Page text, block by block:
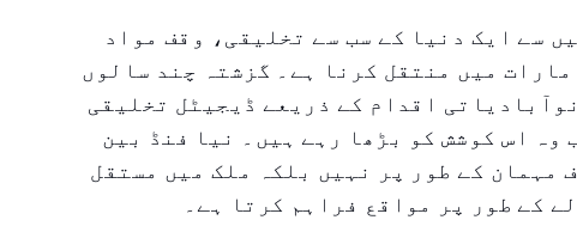
سے ایک دنیا کے سب سے تخلیقی، وقف مواد
میں منتقل کرنا ہے۔ گزشتہ چند سالوں
اقدام کے ذریعے ڈیجیٹل تخلیقی
وہ اس کوشش کو بڑھا رہے ہیں۔ نیا فنڈ بین
مہمان کے طور پر نہیں بلکہ ملک میں مستقل
کے طور پر مواقع فراہم کرتا ہے۔